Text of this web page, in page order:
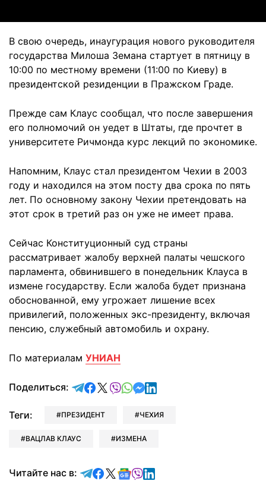
В свою очередь, инаугурация нового руководителя
государства Милоша Земана стартует в пятницу в
10:00 по местному времени (11:00 по Киеву) в
президентской резиденции в Пражском Граде.
Прежде сам Клаус сообщал, что после завершения
его полномочий он уедет в Штаты, где прочтет в
университете Ричмонда курс лекций по экономике.
Напомним, Клаус стал президентом Чехии в 2003
году и находился на этом посту два срока по пять
лет. По основному закону Чехии претендовать на
этот срок в третий раз он уже не имеет права.
Сейчас Конституционный суд страны
рассматривает жалобу верхней палаты чешского
парламента, обвинившего в понедельник Клауса в
измене государству. Если жалоба будет признана
обоснованной, ему угрожает лишение всех
привилегий, положенных экс-президенту, включая
пенсию, служебный автомобиль и охрану.
По материалам УНИАН
Поделиться: отправить в Telegram
поделиться в Facebook
поделиться в X
отправить в Viber
отправить в Whatsapp
отправить в Messenger
отправить в LinkedIn
Теги: ПРЕЗИДЕНТ ЧЕХИЯ
ВАЦЛАВ КЛАУС ИЗМЕНА
Читайте нас в: Читайте в Telegram
Читайте в Facebook
Читайте в X
Читайте в Google news
Читайте в Viber
Читайте в LinkedIn